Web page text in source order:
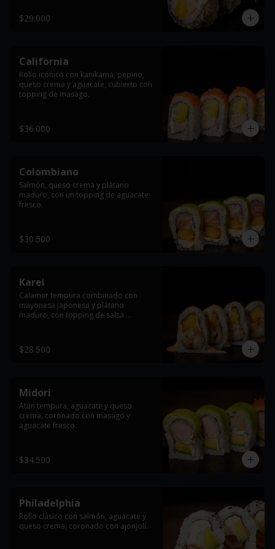
$29.000
California
Rollo icónico con kanikama, pepino,
queso crema y aguacate, cubierto con
topping de masago.
$36.000
Colombiano
Salmón, queso crema y plátano
maduro, con un topping de aguacate
fresco.
$30.500
Karei
Calamar tempura combinado con
mayonesa japonesa y plátano
maduro, con topping de salsa
$28.500
Midori
Atún tempura, aguacate y queso
crema, coronado con masago y
aguacate fresco.
$34.500
Philadelphia
Rollo clásico con salmón, aguacate y
queso crema, coronado con ajonjolí.